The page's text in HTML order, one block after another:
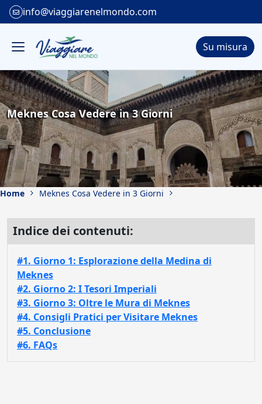
info@viaggiarenelmondo.com
Su misura
Meknes Cosa Vedere in 3 Giorni
Home Meknes Cosa Vedere in 3 Giorni
Indice dei contenuti:
#1. Giorno 1: Esplorazione della Medina di
Meknes
#2. Giorno 2: I Tesori Imperiali
#3. Giorno 3: Oltre le Mura di Meknes
#4. Consigli Pratici per Visitare Meknes
#5. Conclusione
#6. FAQs